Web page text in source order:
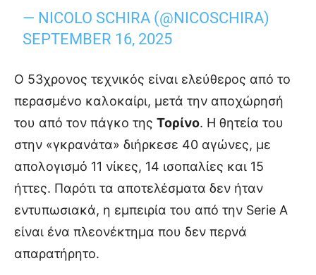
— NICOLO SCHIRA (@NICOSCHIRA)
SEPTEMBER 16, 2025
Ο 53χρονος τεχνικός είναι ελεύθερος από το
περασμένο καλοκαίρι, μετά την αποχώρησή
του από τον πάγκο της Τορίνο. Η θητεία του
στην «γκρανάτα» διήρκεσε 40 αγώνες, με
απολογισμό 11 νίκες, 14 ισοπαλίες και 15
ήττες. Παρότι τα αποτελέσματα δεν ήταν
εντυπωσιακά, η εμπειρία του από την Serie A
είναι ένα πλεονέκτημα που δεν περνά
απαρατήρητο.